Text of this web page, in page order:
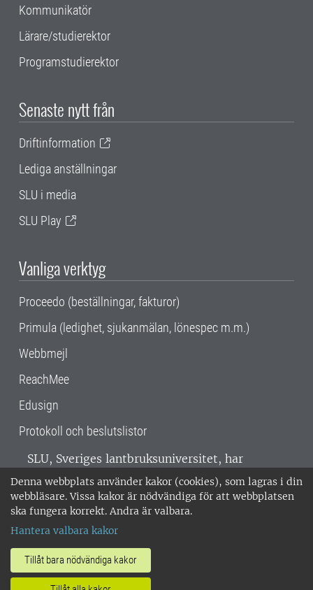
Denna webbplats använder kakor (cookies), som lagras i din
webbläsare. Vissa kakor är nödvändiga för att webbplatsen
ska fungera korrekt. Andra är valbara.
Hantera valbara kakor
Tillåt bara nödvändiga kakor
Kommunikatör
Lärare/studierektor
Programstudierektor
Senaste nytt från
Driftinformation
Lediga anställningar
SLU i media
SLU Play
Vanliga verktyg
Proceedo (beställningar, fakturor)
Primula (ledighet, sjukanmälan, lönespec m.m.)
Webbmejl
ReachMee
Edusign
Protokoll och beslutslistor
SLU, Sveriges lantbruksuniversitet, har
verksamhet över hela Sverige. Huvudorter är
Alnarp, Uppsala och Umeå.SLU är
miljöcertifierat enligt ISO 14001. •
018-67 10 00 • Org nr: 202100-2817 •
Om SLU:s webbplatser
•Hantera kakor•Behandling av